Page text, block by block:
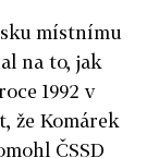
místnímu
na to, jak
1992 v
že Komárek
ČSSD